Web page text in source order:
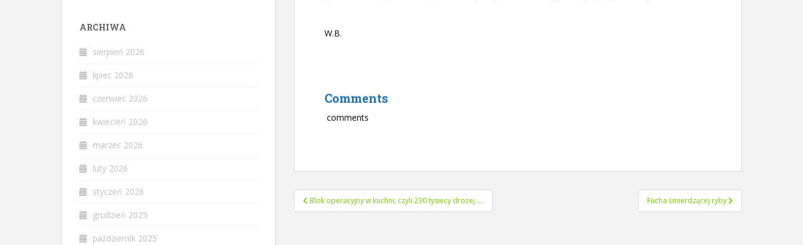
W.B.
Comments
comments
Nawigacja
wpisu
Blok operacyjny w kuchni, czyli 230 tysiecy drożej….. Fucha śmierdzącej ryby
ARCHIWA
sierpień 2026
lipiec 2026
czerwiec 2026
kwiecień 2026
marzec 2026
luty 2026
styczeń 2026
grudzień 2025
październik 2025